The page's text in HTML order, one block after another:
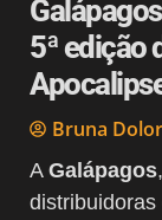
5ª edição
Bruna
A Galápagos
distribuidoras